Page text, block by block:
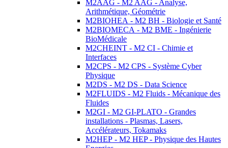
M2AAG - M2 AAG - Analyse,
Arithmétique, Géométrie
M2BIOHEA - M2 BH - Biologie et Santé
M2BIOMECA - M2 BME - Ingénierie
BioMédicale
M2CHEINT - M2 CI - Chimie et
Interfaces
M2CPS - M2 CPS - Système Cyber
Physique
M2DS - M2 DS - Data Science
M2FLUIDS - M2 Fluids - Mécanique des
Fluides
M2GI - M2 GI-PLATO - Grandes
installations - Plasmas, Lasers,
Accélérateurs, Tokamaks
M2HEP - M2 HEP - Physique des Hautes